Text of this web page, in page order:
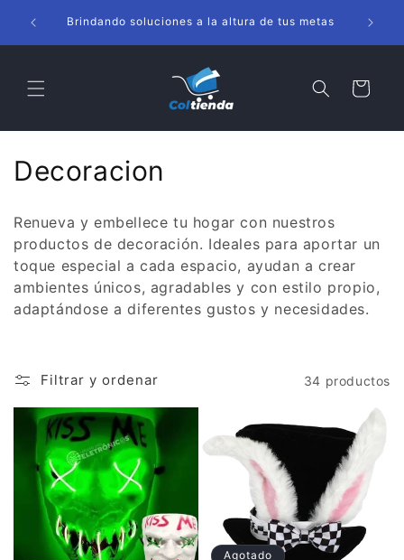
directamenteBrindando soluciones a la altura de tus metas
Carrito
C
l
e
c
i
ó
n
Decoracion
Renueva y embellece tu hogar con nuestros
productos de decoración. Ideales para aportar un
toque especial a cada espacio, ayudan a crear
ambientes únicos, agradables y con estilo propio,
adaptándose a diferentes gustos y necesidades.
Filtrar y ordenar 34 productos
Agotado